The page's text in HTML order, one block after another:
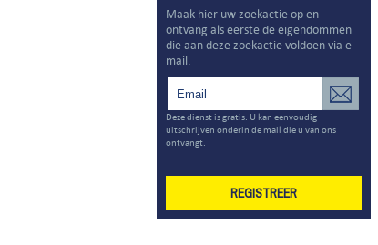
Maak hier uw zoekactie op en
ontvang als eerste de eigendommen
die aan deze zoekactie voldoen via e-
mail.
Deze dienst is gratis. U kan eenvoudig
uitschrijven onderin de mail die u van ons
ontvangt.
REGISTREER